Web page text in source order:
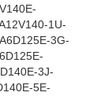
1U-
3G-
3J-
5E-